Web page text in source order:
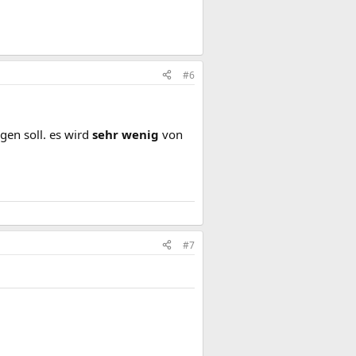
#6
soll. es wird sehr wenig von
#7